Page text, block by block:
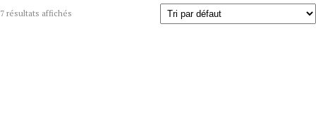
7 résultats affichés